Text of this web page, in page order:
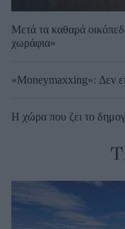
Μετά τα καθαρά
χωράφια»
«Moneymaxxing»: Δεν
Η χώρα που ζει το